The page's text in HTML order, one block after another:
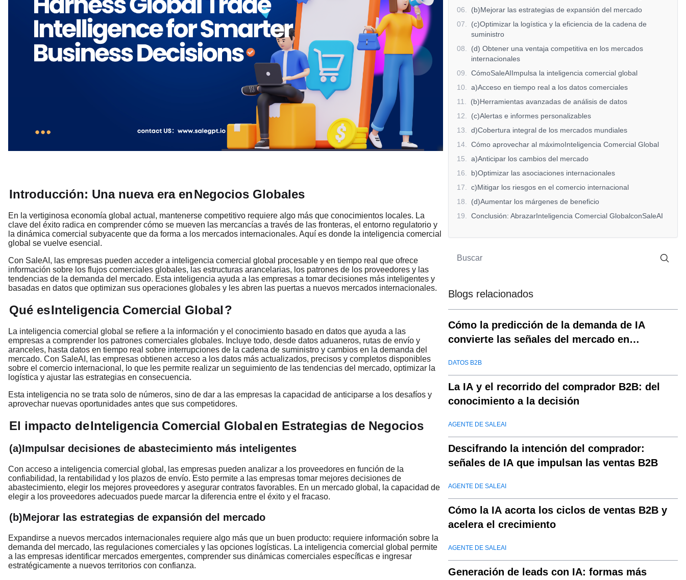
Introducción: Una nueva era enNegocios Globales
En la vertiginosa economía global actual, mantenerse competitivo requiere algo más que conocimientos locales. La
clave del éxito radica en comprender cómo se mueven las mercancías a través de las fronteras, el entorno regulatorio y
la dinámica comercial subyacente que da forma a los mercados internacionales. Aquí es donde la inteligencia comercial
global se vuelve esencial.
Con SaleAI, las empresas pueden acceder a inteligencia comercial global procesable y en tiempo real que ofrece
información sobre los flujos comerciales globales, las estructuras arancelarias, los patrones de los proveedores y las
tendencias de la demanda del mercado. Esta inteligencia ayuda a las empresas a tomar decisiones más inteligentes y
basadas en datos que optimizan sus operaciones globales y les abren las puertas a nuevos mercados internacionales.
Qué esInteligencia Comercial Global?
La inteligencia comercial global se refiere a la información y el conocimiento basado en datos que ayuda a las
empresas a comprender los patrones comerciales globales. Incluye todo, desde datos aduaneros, rutas de envío y
aranceles, hasta datos en tiempo real sobre interrupciones de la cadena de suministro y cambios en la demanda del
mercado. Con SaleAI, las empresas obtienen acceso a los datos más actualizados, precisos y completos disponibles
sobre el comercio internacional, lo que les permite realizar un seguimiento de las tendencias del mercado, optimizar la
logística y ajustar las estrategias en consecuencia.
Esta inteligencia no se trata solo de números, sino de dar a las empresas la capacidad de anticiparse a los desafíos y
aprovechar nuevas oportunidades antes que sus competidores.
El impacto deInteligencia Comercial Globalen Estrategias de Negocios
(a)Impulsar decisiones de abastecimiento más inteligentes
Con acceso a inteligencia comercial global, las empresas pueden analizar a los proveedores en función de la
confiabilidad, la rentabilidad y los plazos de envío. Esto permite a las empresas tomar mejores decisiones de
abastecimiento, elegir los mejores proveedores y asegurar contratos favorables. En un mercado global, la capacidad de
elegir a los proveedores adecuados puede marcar la diferencia entre el éxito y el fracaso.
(b)Mejorar las estrategias de expansión del mercado
Expandirse a nuevos mercados internacionales requiere algo más que un buen producto: requiere información sobre la
demanda del mercado, las regulaciones comerciales y las opciones logísticas. La inteligencia comercial global permite
a las empresas identificar mercados emergentes, comprender sus dinámicas comerciales específicas e ingresar
estratégicamente a nuevos territorios con confianza.
06
(b)Mejorar las estrategias de expansión del mercado
07
(c)Optimizar la logística y la eficiencia de la cadena de
suministro
08
(d) Obtener una ventaja competitiva en los mercados
internacionales
09
CómoSaleAIImpulsa la inteligencia comercial global
10
a)Acceso en tiempo real a los datos comerciales
11
(b)Herramientas avanzadas de análisis de datos
12
(c)Alertas e informes personalizables
13
d)Cobertura integral de los mercados mundiales
14
Cómo aprovechar al máximoInteligencia Comercial Global
15
a)Anticipar los cambios del mercado
16
b)Optimizar las asociaciones internacionales
17
c)Mitigar los riesgos en el comercio internacional
18
(d)Aumentar los márgenes de beneficio
19
Conclusión: AbrazarInteligencia Comercial GlobalconSaleAI
Blogs relacionados
Cómo la predicción de la demanda de IA
convierte las señales del mercado en
DATOS B2B
La IA y el recorrido del comprador B2B: del
conocimiento a la decisión
AGENTE DE SALEAI
Descifrando la intención del comprador:
señales de IA que impulsan las ventas B2B
AGENTE DE SALEAI
Cómo la IA acorta los ciclos de ventas B2B y
acelera el crecimiento
AGENTE DE SALEAI
Generación de leads con IA: formas más